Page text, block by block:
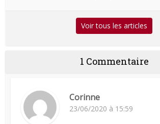
Voir tous les articles
1 Commentaire
Corinne
23/06/2020 à 15:59